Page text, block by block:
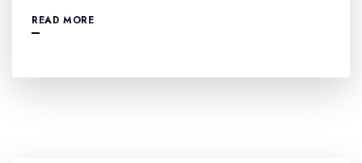
READ MORE